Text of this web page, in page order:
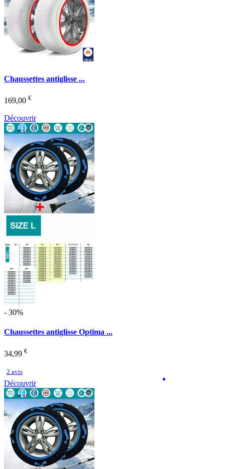
Chaussettes antiglisse ...
169,00 €
Découvrir
- 30%
Chaussettes antiglisse Optima ...
34,99 €
2 avis
Découvrir